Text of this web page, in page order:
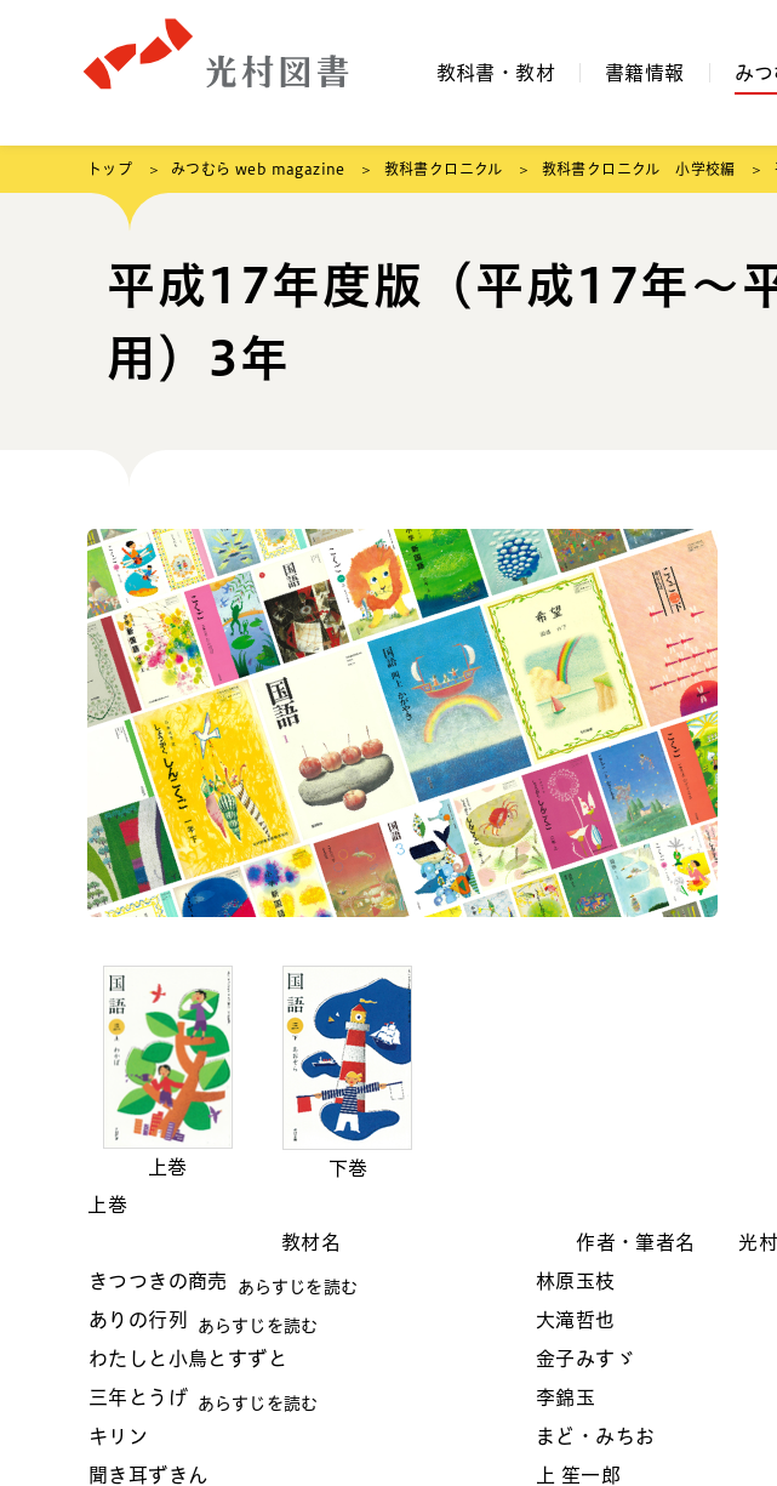
教科書・教材 書籍情報 み
トップ みつむら web magazine 教科書クロニクル 教科書クロニクル 小学校編
平成17年度版（平成17年～
用）3年
上巻
下巻
上巻
教材名
作者・筆者名
光
きつつきの商売
あらすじを読む
林原玉枝
ありの行列
あらすじを読む
大滝哲也
わたしと小鳥とすずと
金子みすゞ
三年とうげ
あらすじを読む
李錦玉
キリン
まど・みちお
聞き耳ずきん
上 笙一郎